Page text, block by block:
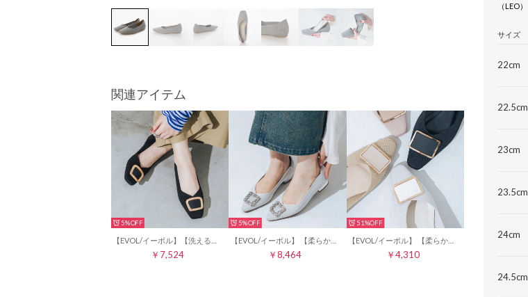
関連アイテム
5%
￥7,524
5%
【EVOL/イーボル】 【柔らかい・クッション入り】ビジューバックルソフトニットVカットパンプス JA5926 （シルバー）
￥8,464
51%
￥4,310
（LEO）
サイズ
22cm
22.5cm
23cm
23.5cm
24cm
24.5cm